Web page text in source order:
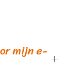
mijn e-